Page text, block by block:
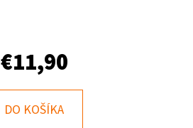
€11,90
DO KOŠÍKA